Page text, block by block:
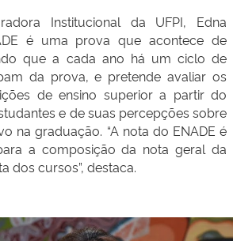
Institucional da UFPI, Edna
é uma prova que acontece de
que a cada ano há um ciclo de
da prova, e pretende avaliar os
de ensino superior a partir do
e de suas percepções sobre
na graduação. “A nota do ENADE é
a composição da nota geral da
dos cursos”, destaca.